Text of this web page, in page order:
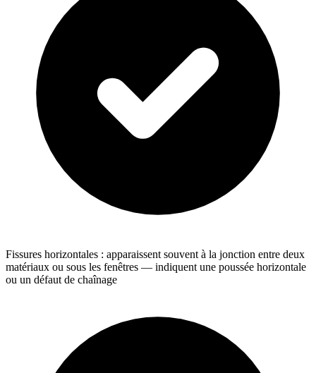
Fissures horizontales : apparaissent souvent à la jonction entre deux
matériaux ou sous les fenêtres — indiquent une poussée horizontale
ou un défaut de chaînage